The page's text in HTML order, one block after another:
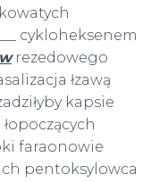
cykloheksenem
rezedowego
łzawą
kapsie
faraonowie
pentoksylowca